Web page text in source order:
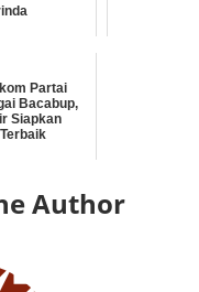
Partai
Bacabup,
Siapkan
Author